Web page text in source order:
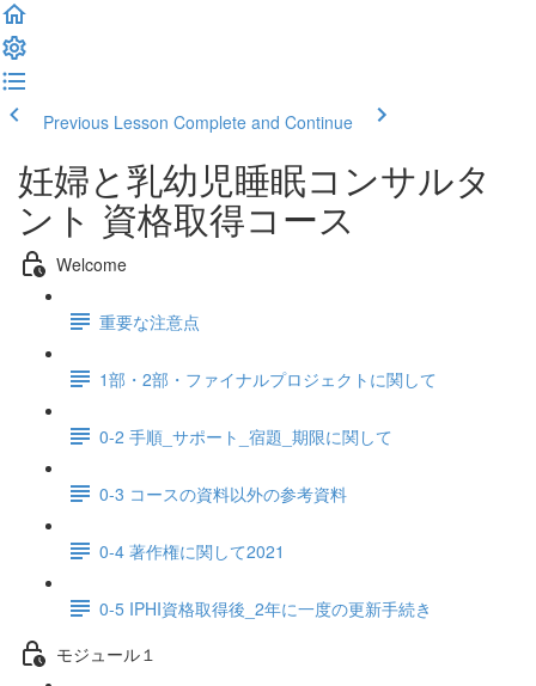
Previous Lesson Complete and Continue
妊婦と乳幼児睡眠コンサルタ
ント 資格取得コース
Welcome
重要な注意点
1部・2部・ファイナルプロジェクトに関して
0-2 手順_サポート_宿題_期限に関して
0-3 コースの資料以外の参考資料
0-4 著作権に関して2021
0-5 IPHI資格取得後_2年に一度の更新手続き
モジュール１